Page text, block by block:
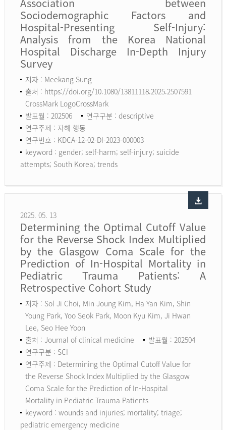
Sociodemographic Factors and
Hospital-Presenting Self-Injury:
Analysis from the Korea National
Hospital Discharge In-Depth Injury
Survey
저자 : Meekang Sung
출처 : https://doi.org/10.1080/13811118.2025.2507591
CrossMark LogoCrossMark
발표월 : 202506
연구구분 : descriptive
연구주제 : 자해 행동
연구번호 : KDCA-12-02-DI-2023-000003
keyword : gender; self-harm; self-injury; suicide
attempts; South Korea; trends
2025. 05. 13
Determining the Optimal Cutoff Value
for the Reverse Shock Index Multiplied
by the Glasgow Coma Scale for the
Prediction of In-Hospital Mortality in
Pediatric Trauma Patients: A
Retrospective Cohort Study
저자 : Sol Ji Choi, Min Joung Kim, Ha Yan Kim, Shin
Young Park, Yoo Seok Park, Moon Kyu Kim, Ji Hwan
Lee, Seo Hee Yoon
출처 : Journal of clinical medicine
발표월 : 202504
연구구분 : SCI
연구주제 : Determining the Optimal Cutoff Value for
the Reverse Shock Index Multiplied by the Glasgow
Coma Scale for the Prediction of In-Hospital
Mortality in Pediatric Trauma Patients
keyword : wounds and injuries; mortality; triage;
pediatric emergency medicine